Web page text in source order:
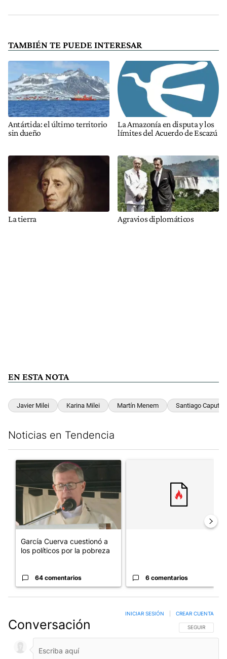
TAMBIÉN TE PUEDE INTERESAR
Antártida: el último territorio
sin dueño
La Amazonía en disputa y los
límites del Acuerdo de Escazú
La tierra Agravios diplomáticos
EN ESTA NOTA
Javier Milei Karina Milei Martín Menem Santiago Caputo
Noticias en Tendencia
Un artículo de tendencia con el título "García Cuerva
García Cuerva cuestionó a
los políticos por la pobreza
64 comentarios 6 comentarios
Conversación SIGA ESTA
SEGUIR
INICIAR SESIÓN CREAR CUENTA